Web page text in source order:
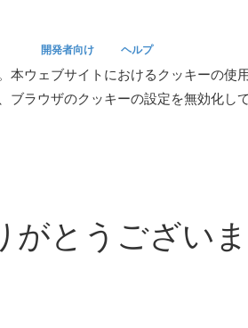
開発者向け
Developers
ヘルプ
Help
ウェブサイトにおけるクッキーの
ラウザのクッキーの設定を無効化して
とうございま